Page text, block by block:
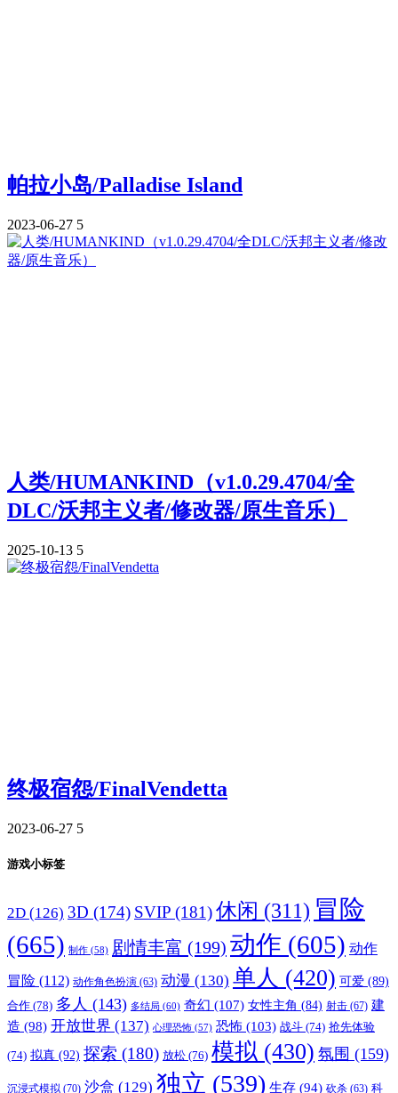
帕拉小岛/Palladise Island
2023-06-27 5
人类/HUMANKIND（v1.0.29.4704/全
DLC/沃邦主义者/修改器/原生音乐）
2025-10-13 5
终极宿怨/FinalVendetta
2023-06-27 5
游戏小标签
2D (126) 3D (174) SVIP (181)休闲 (311) 冒险
(665) 制作 (58) 剧情丰富 (199) 动作 (605) 动作
冒险 (112) 动作角色扮演 (63) 动漫 (130) 单人 (420) 可爱 (89)
合作 (78) 多人 (143) 多结局 (60) 奇幻 (107) 女性主角 (84) 射击 (67) 建
造 (98) 开放世界 (137) 心理恐怖 (57) 恐怖 (103) 战斗 (74) 抢先体验
(74) 拟真 (92) 探索 (180) 放松 (76) 模拟 (430) 氛围 (159)
沉浸式模拟 (70) 沙盒 (129) 独立 (539) 生存 (94) 砍杀 (63) 科